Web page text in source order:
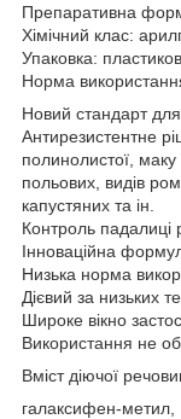
Препаративна
Хімічний клас:
Упаковка:
Норма
Новий стандарт
Антирезистентне
полинолистої,
польових, видів
капустяних та ін.
Контроль падалиці
Інноваційна
Низька норма
Дієвий за низьких
Широке вікно
Використання не
Вміст діючої
галаксифен-метил,